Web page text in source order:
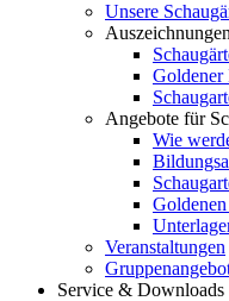
Unsere
Auszeichnungen
Goldener
Angebote für
Wie
Veranstaltungen
Service & Downloads